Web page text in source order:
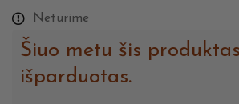
Neturime
Šiuo metu šis
išparduotas.